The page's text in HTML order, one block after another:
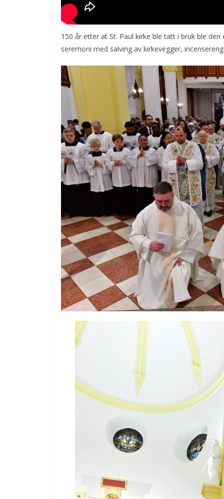
150 år etter at St. Paul kirke ble tatt i bruk ble
seremoni med salving av kirkevegger,